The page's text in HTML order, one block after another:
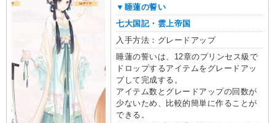
▼睡蓮の誓い
七大国記・雲上帝国
入手方法：グレードアップ
睡蓮の誓いは、12章のプリンセス級で
ドロップするアイテムをグレードアッ
プして完成する。
アイテム数とグレードアップの回数が
少ないため、比較的簡単に作ることが
できる。